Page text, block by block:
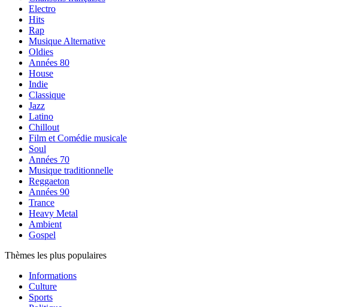
Electro
Hits
Rap
Musique Alternative
Oldies
Années 80
House
Indie
Classique
Jazz
Latino
Chillout
Film et Comédie musicale
Soul
Années 70
Musique traditionnelle
Reggaeton
Années 90
Trance
Heavy Metal
Ambient
Gospel
Thèmes les plus populaires
Informations
Culture
Sports